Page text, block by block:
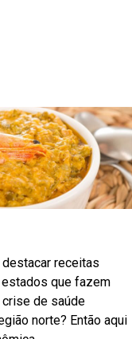
receitas
que fazem
de saúde
norte? Então aqui